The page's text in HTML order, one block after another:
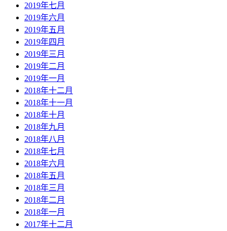
2019年七月
2019年六月
2019年五月
2019年四月
2019年三月
2019年二月
2019年一月
2018年十二月
2018年十一月
2018年十月
2018年九月
2018年八月
2018年七月
2018年六月
2018年五月
2018年三月
2018年二月
2018年一月
2017年十二月